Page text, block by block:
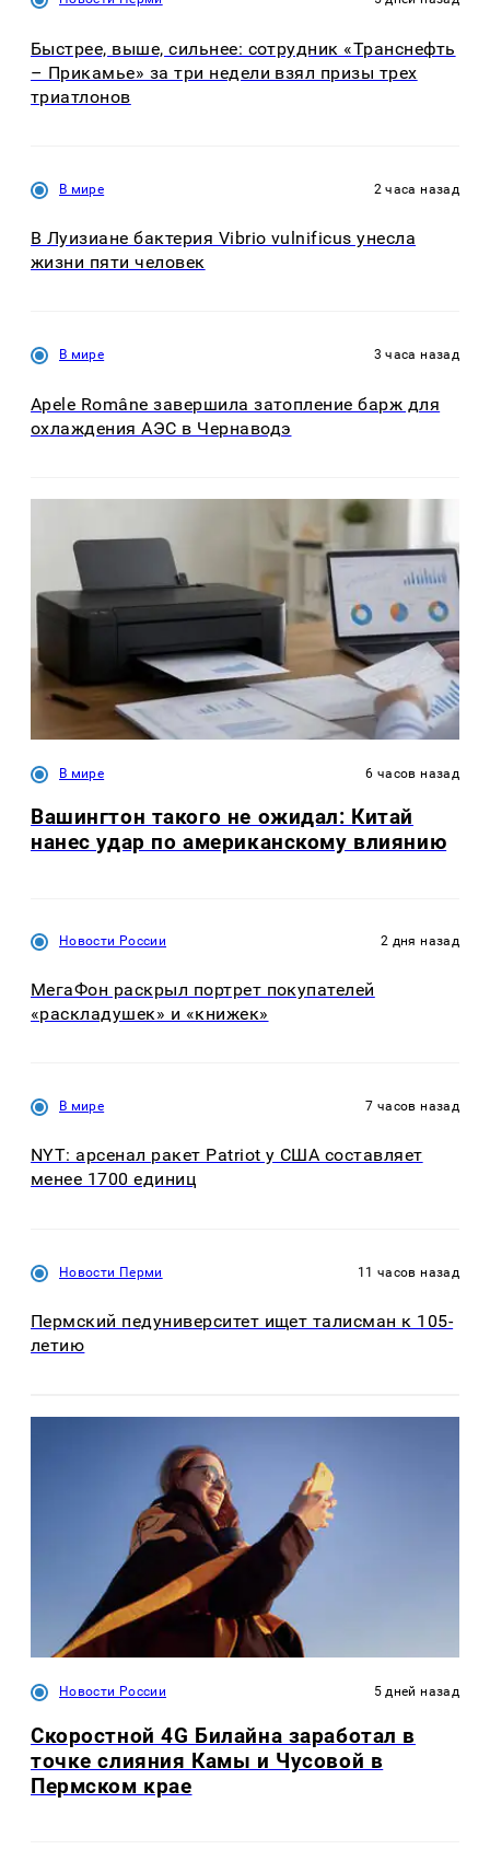
Быстрее, выше, сильнее: сотрудник «Транснефть
– Прикамье» за три недели взял призы трех
триатлонов
В мире 2 часа назад
В Луизиане бактерия Vibrio vulnificus унесла
жизни пяти человек
В мире 3 часа назад
Apele Române завершила затопление барж для
охлаждения АЭС в Чернаводэ
В мире 6 часов назад
Вашингтон такого не ожидал: Китай
нанес удар по американскому влиянию
Новости России 2 дня назад
МегаФон раскрыл портрет покупателей
«раскладушек» и «книжек»
В мире 7 часов назад
NYT: арсенал ракет Patriot у США составляет
менее 1700 единиц
Новости Перми 11 часов назад
Пермский педуниверситет ищет талисман к 105-
летию
Новости России 5 дней назад
Скоростной 4G Билайна заработал в
точке слияния Камы и Чусовой в
Пермском крае